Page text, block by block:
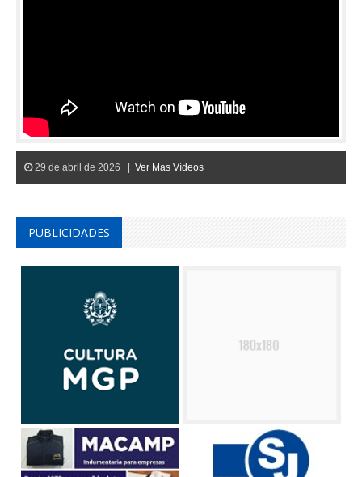
29 de abril de 2026 | Ver Mas Vídeos
PUBLICIDADES